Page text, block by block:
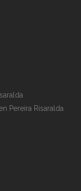
Pereira Risaralda